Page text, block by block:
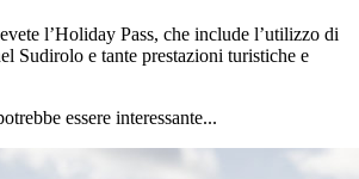
l’Holiday Pass, che include l’utilizzo di
Sudirolo e tante prestazioni turistiche e
essere interessante...